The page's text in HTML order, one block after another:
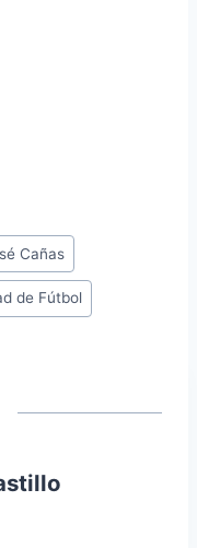
Cañas
de Fútbol